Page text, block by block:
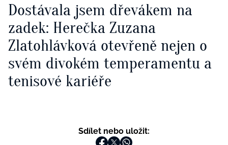
Dostávala jsem dřevákem na
zadek: Herečka Zuzana
Zlatohlávková otevřeně nejen o
svém divokém temperamentu a
tenisové kariéře
Sdílet nebo uložit: